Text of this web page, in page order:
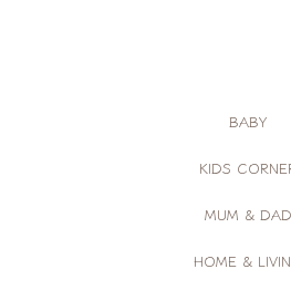
BABY
KIDS
MUM & DAD
HOME &